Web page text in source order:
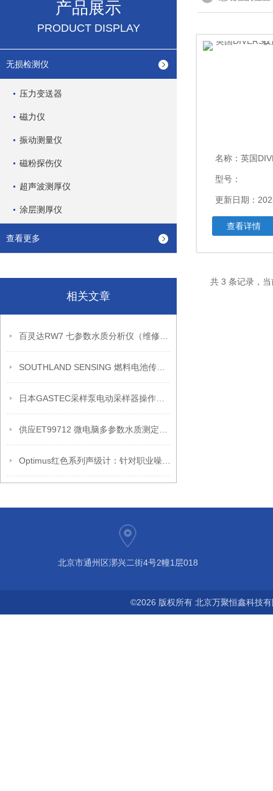
产品展示
PRODUCT DISPLAY
无损检测仪
压力变送器
磁力仪
振动测量仪
磁粉探伤仪
超声波测厚仪
涂层测厚仪
查看更多
相关文章
名称： 英国DIVERSE
型号：
更新日期：
查看详情
共 3 条记录，
北京市通州区漷兴二街4号2幢1层018
©2026 版权所有 北京万聚恒鑫科技